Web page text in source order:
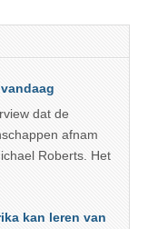
dat de
afnam
Roberts. Het
kan leren van